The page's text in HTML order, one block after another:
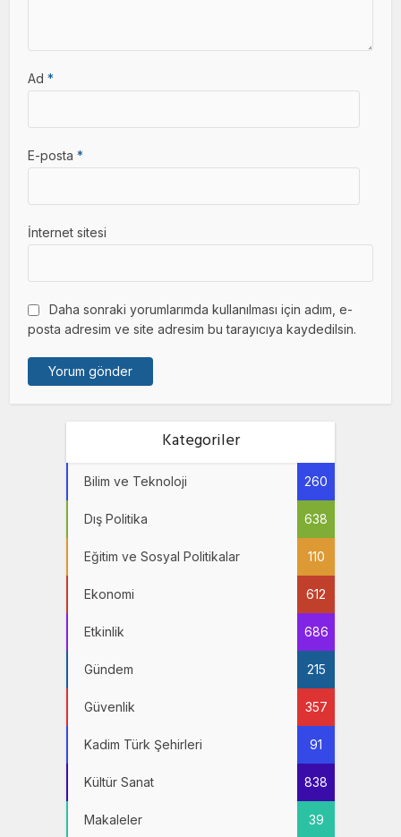
Ad*
E-posta*
İnternet sitesi
Daha sonraki yorumlarımda kullanılması için adım, e-
posta adresim ve site adresim bu tarayıcıya kaydedilsin.
Kategoriler
Bilim ve Teknoloji 260
Dış Politika 638
Eğitim ve Sosyal Politikalar 110
Ekonomi 612
Etkinlik 686
Gündem 215
Güvenlik 357
Kadim Türk Şehirleri 91
Kültür Sanat 838
Makaleler 39